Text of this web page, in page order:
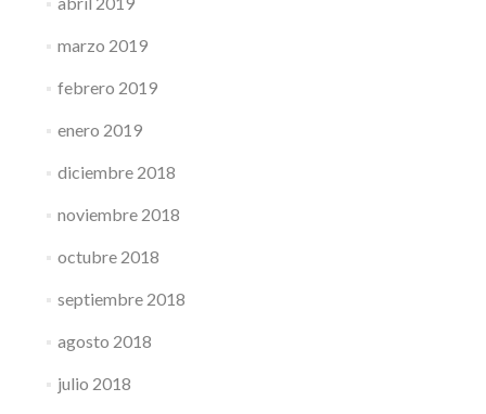
marzo 2019
febrero 2019
enero 2019
diciembre 2018
noviembre 2018
octubre 2018
septiembre 2018
agosto 2018
julio 2018